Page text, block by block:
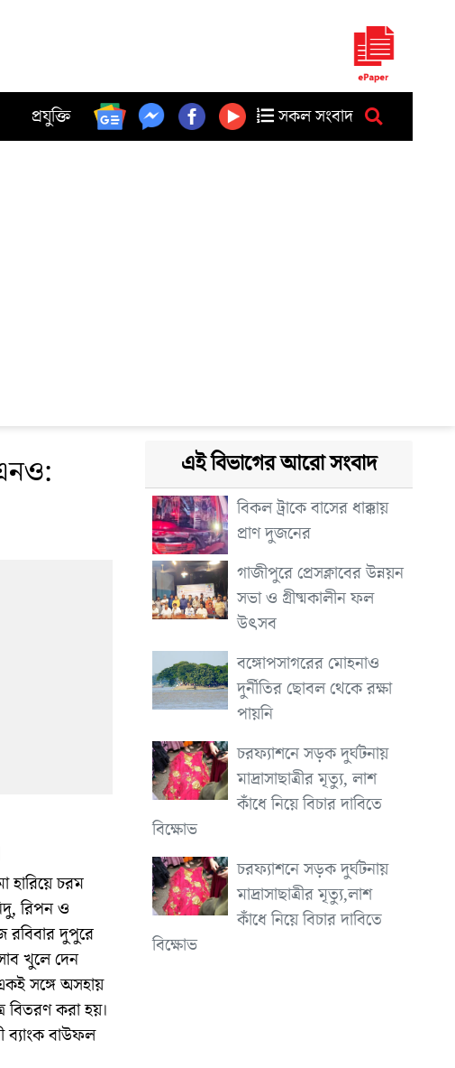
প্রযুক্তি সকল সংবাদ
হারিয়ে চরম
রিপন ও
রবিবার দুপুরে
খুলে দেন
সঙ্গে অসহায়
বিতরণ করা হয়।
ব্যাংক বাউফল
এই বিভাগের আরো সংবাদ
বিকল ট্রাকে বাসের ধাক্কায়
প্রাণ দুজনের
গাজীপুরে প্রেসক্লাবের উন্নয়ন
সভা ও গ্রীষ্মকালীন ফল
উৎসব
বঙ্গোপসাগরের মোহনাও
দুর্নীতির ছোবল থেকে রক্ষা
পায়নি
চরফ্যাশনে সড়ক দুর্ঘটনায়
মাদ্রাসাছাত্রীর মৃত্যু, লাশ
কাঁধে নিয়ে বিচার দাবিতে
বিক্ষোভ
চরফ্যাশনে সড়ক দুর্ঘটনায়
মাদ্রাসাছাত্রীর মৃত্যু,লাশ
কাঁধে নিয়ে বিচার দাবিতে
বিক্ষোভ